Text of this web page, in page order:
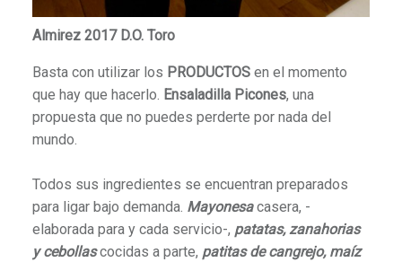
Almirez 2017 D.O. Toro
Basta con utilizar los PRODUCTOSen el momento
que hay que hacerlo. Ensaladilla Picones, una
propuesta que no puedes perderte por nada del
mundo.
Todos sus ingredientes se encuentran preparados
para ligar bajo demanda. Mayonesacasera, -
elaborada para y cada servicio-, patatas, zanahorias
y cebollascocidas a parte, patitas de cangrejo, maíz